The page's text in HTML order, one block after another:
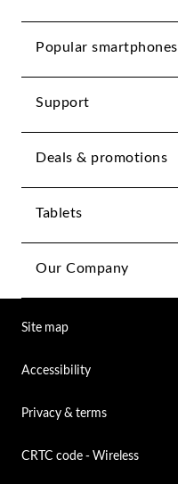
Popular smartphones
Support
Deals & promotions
Tablets
Our Company
Site map
Accessibility
Privacy & terms
CRTC code - Wireless